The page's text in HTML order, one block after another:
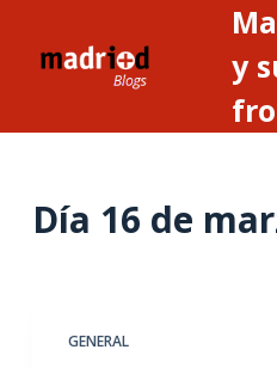
y
Día 16 de
GENERAL